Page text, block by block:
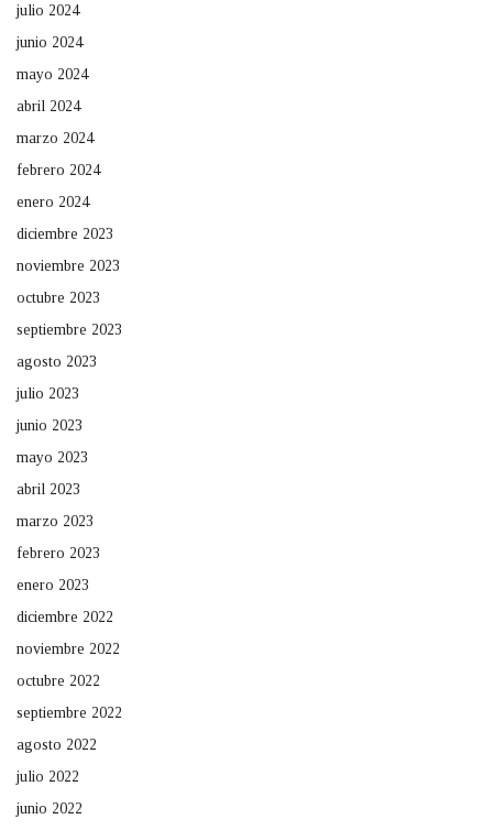
julio 2024
junio 2024
mayo 2024
abril 2024
marzo 2024
febrero 2024
enero 2024
diciembre 2023
noviembre 2023
octubre 2023
septiembre 2023
agosto 2023
julio 2023
junio 2023
mayo 2023
abril 2023
marzo 2023
febrero 2023
enero 2023
diciembre 2022
noviembre 2022
octubre 2022
septiembre 2022
agosto 2022
julio 2022
junio 2022